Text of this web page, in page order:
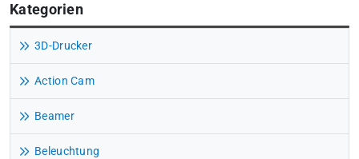
Kategorien
3D-Drucker
Action Cam
Beamer
Beleuchtung